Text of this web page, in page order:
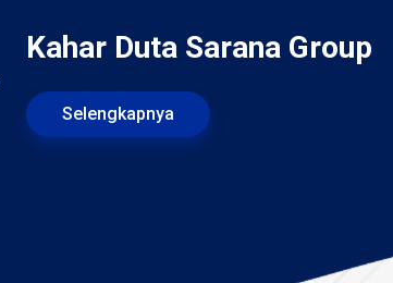
Kahar Duta Sarana Group
Selengkapnya